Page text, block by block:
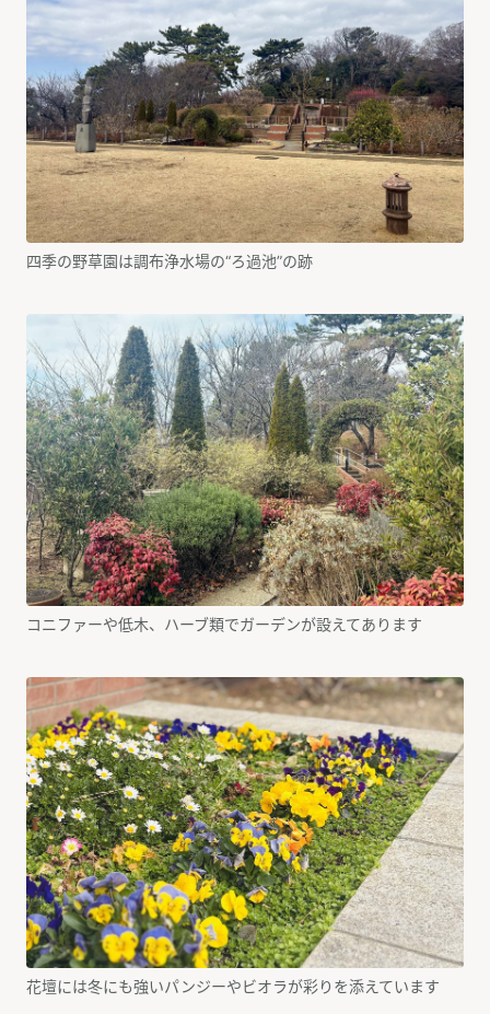
四季の野草園は調布浄水場の“ろ過池”の跡
コニファーや低木、ハーブ類でガーデンが設えてあります
花壇には冬にも強いパンジーやビオラが彩りを添えています